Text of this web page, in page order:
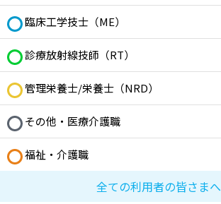
臨床工学技士（ME）
診療放射線技師（RT）
管理栄養士/栄養士（NRD）
その他・医療介護職
福祉・介護職
全ての利用者の皆さまへ